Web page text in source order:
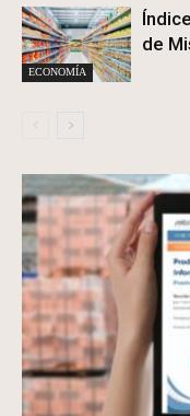
ECONOMÍA
de